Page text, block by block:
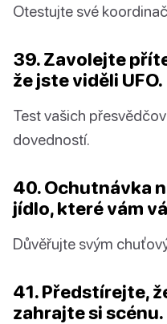
Otestujte své
39. Zavolejte
že jste viděli UFO.
Test vašich
dovedností.
40. Ochutnávka
jídlo, které vám
Důvěřujte svým
41. Předstírejte,
zahrajte si scénu.